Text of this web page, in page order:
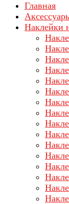
Главная
Наклейки